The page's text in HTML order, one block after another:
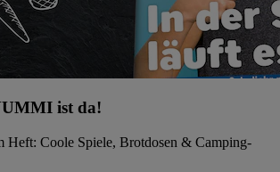
ist da!
Heft: Coole Spiele, Brotdosen & Camping-